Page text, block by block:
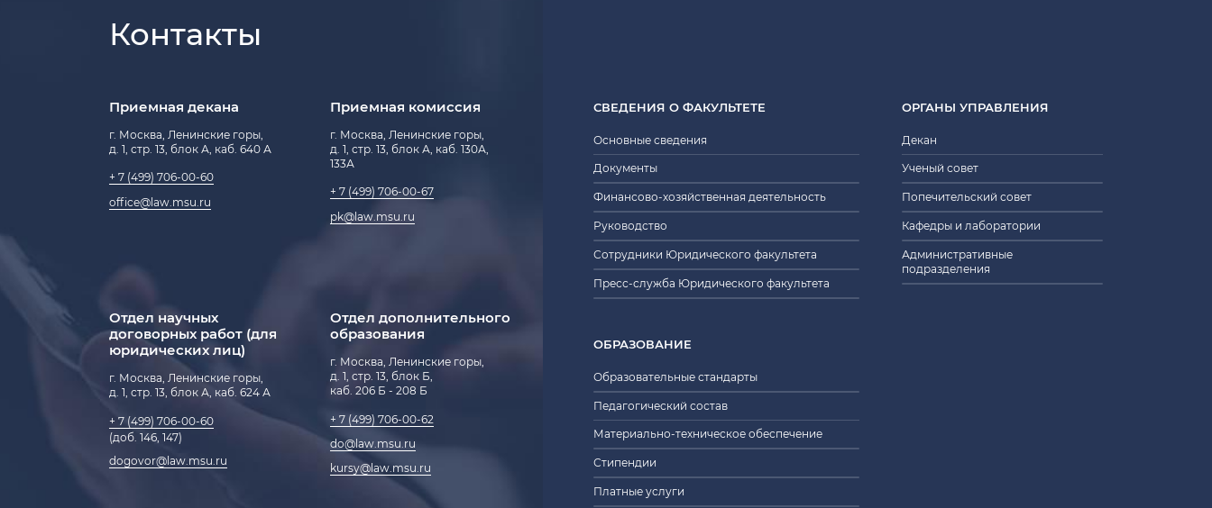
Контакты
Приемная декана
г. Москва, Ленинские горы,
д. 1, стр. 13, блок А, каб. 640 А
+ 7 (499) 706-00-60
office@law.msu.ru
Приемная комиссия
г. Москва, Ленинские горы,
д. 1, стр. 13, блок А, каб. 130А,
133А
+ 7 (499) 706-00-67
pk@law.msu.ru
Отдел научных
договорных работ (для
юридических лиц)
г. Москва, Ленинские горы,
д. 1, стр. 13, блок А, каб. 624 А
+ 7 (499) 706-00-60
(доб. 146, 147)
dogovor@law.msu.ru
Отдел дополнительного
образования
г. Москва, Ленинские горы,
д. 1, стр. 13, блок Б,
каб. 206 Б - 208 Б
+ 7 (499) 706-00-62
do@law.msu.ru
kursy@law.msu.ru
СВЕДЕНИЯ О ФАКУЛЬТЕТЕ
Основные сведения
Документы
Финансово-хозяйственная деятельность
Руководство
Сотрудники Юридического факультета
Пресс-служба Юридического факультета
ОРГАНЫ УПРАВЛЕНИЯ
Декан
Ученый совет
Попечительский совет
Кафедры и лаборатории
Административные
подразделения
ОБРАЗОВАНИЕ
Образовательные стандарты
Педагогический состав
Материально-техническое обеспечение
Стипендии
Платные услуги